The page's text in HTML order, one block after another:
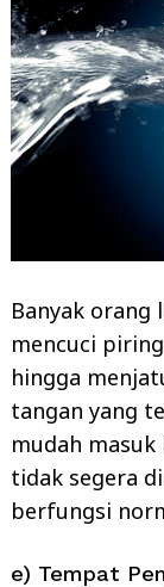
Banyak orang
mencuci
hingga
tangan yang
mudah masuk
tidak segera
berfungsi
e) Tempat